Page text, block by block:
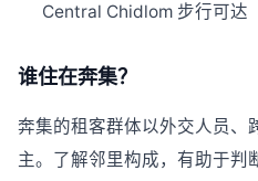
Central Chidlom 步行可达
谁住在奔集？
奔集的租客群体以外交人员、
主。了解邻里构成，有助于判